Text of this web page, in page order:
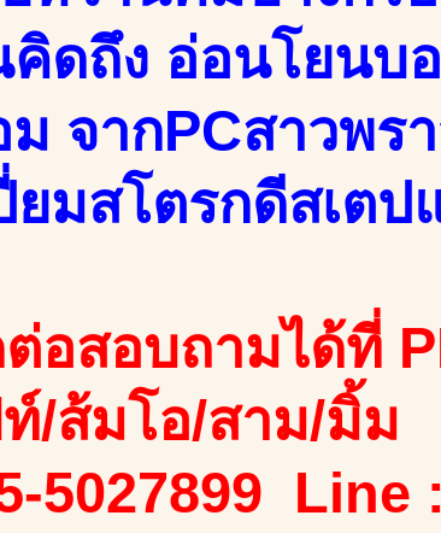
ดถึง อ่อนโยนบ
จากPCสาวพร
ยมสโตรกดีสเต
อสอบถามได้ที่
ท์/ส้มโอ/สาม/มิ้ม
5027899